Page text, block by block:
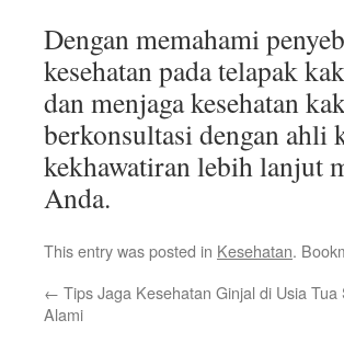
Dengan memahami
kesehatan pada telapak
dan menjaga kesehatan
berkonsultasi dengan
kekhawatiran lebih lanjut
Anda.
This entry was posted in Kesehatan.
← Tips Jaga Kesehatan Ginjal di Usia Tua
Alami